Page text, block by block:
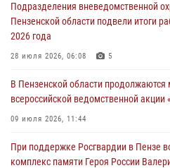
05 августа 2026, 04:00
В Пензе при силовой поддержке
деятельность ОПГ, маскировавшейся
4
В Управлении Росгвардии по
04 августа 2026, 06:08
Подразделения вневедомственной
Пензенской области подвели итоги
2026 года
28 июля 2026, 06:08 5
В Пензенской области
всероссийской ведомственной акции
09 июля 2026, 11:44
При поддержке Росгвардии в Пензе
комплекс памяти Героя России